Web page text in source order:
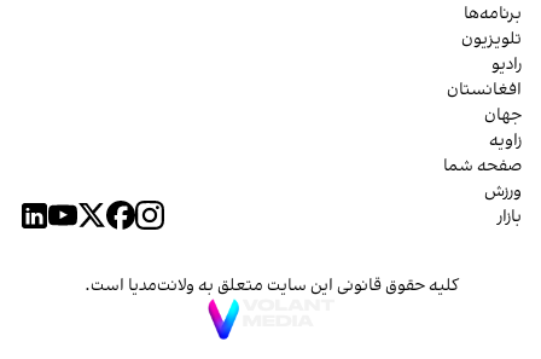
برنامه‌ها
تلویزیون
رادیو
افغانستان
جهان
زاویه
صفحه شما
ورزش
بازار
کلیه حقوق قانونی این سایت متعلق به ولانت‌مدیا است.